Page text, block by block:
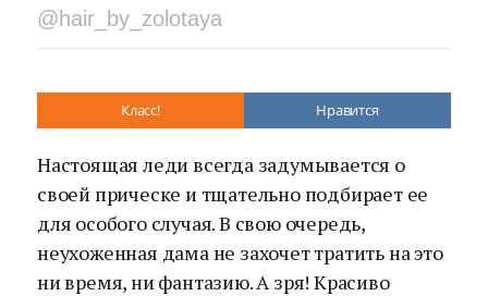
@hair_by_zolotaya
Класс! Нравится
Настоящая леди всегда задумывается о
своей прическе и тщательно подбирает ее
для особого случая. В свою очередь,
неухоженная дама не захочет тратить на это
ни время, ни фантазию. А зря! Красиво